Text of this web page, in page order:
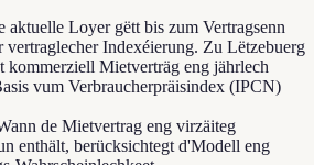
aktuelle Loyer gëtt bis zum Vertragsenn
vertraglecher Indexéierung. Zu Lëtzebuerg
kommerziell Mietverträg eng jährlech
vum Verbraucherpräisindex (IPCN)
de Mietvertrag eng virzäiteg
enthält, berücksichtegt d'Modell eng